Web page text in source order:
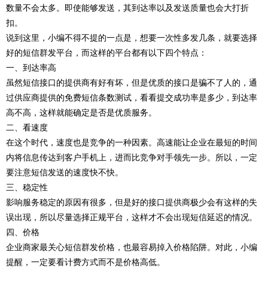
数量不会太多。即使能够发送，其到达率以及发送质量也会大打折
扣。
说到这里，小编不得不提的一点是，想要一次性多发几条，就要选择
好的短信群发平台，而这样的平台都有以下四个特点：
一、到达率高
虽然短信接口的提供商有好有坏，但是优质的接口是骗不了人的，通
过供应商提供的免费短信条数测试，看看提交成功率是多少，到达率
高不高，这样就能确定是否是优质服务。
二、看速度
在这个时代，速度也是竞争的一种因素。高速能让企业在最短的时间
内将信息传达到客户手机上，进而比竞争对手领先一步。所以，一定
要注意短信发送的速度快不快。
三、稳定性
影响服务稳定的原因有很多，但是好的接口提供商极少会有这样的失
误出现，所以尽量选择正规平台，这样才不会出现短信延迟的情况。
四、价格
企业商家最关心短信群发价格，也最容易掉入价格陷阱。对此，小编
提醒，一定要看计费方式而不是价格高低。